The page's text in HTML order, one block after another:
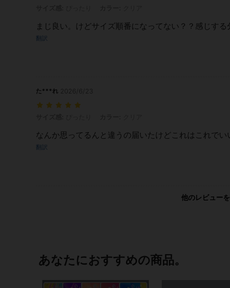
まじ良い。けどサイズ順番になってない？？感じする
翻訳
た***れ
なんか思ってるんと違うの届いたけどこれはこれでい
翻訳
他のレビューを
あなたにおすすめの商品。